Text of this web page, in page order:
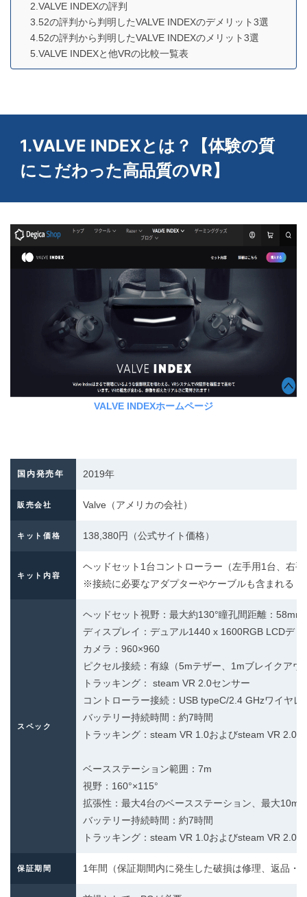
2.VALVE INDEXの評判
3.52の評判から判明したVALVE INDEXのデメリット3選
4.52の評判から判明したVALVE INDEXのメリット3選
5.VALVE INDEXと他VRの比較一覧表
1.VALVE INDEXとは？【体験の質
にこだわった高品質のVR】
VALVE INDEXホームページ
国内発売年 2019年
販売会社 Valve（アメリカの会社）
キット価格 138,380円（公式サイト価格）
キット内容
ヘッドセット1台コントローラー（左手用1台、右
※接続に必要なアダプターやケーブルも含まれる
スペック
ヘッドセット視野：最大約130°瞳孔間距離：
ディスプレイ：デュアル1440 x 1600RGB LCDデ
カメラ：960×960
ピクセル接続：有線（5mテザー、1mブレイクア
トラッキング： steam VR 2.0センサー
コントローラー接続：USB typeC/2.4 GHzワイヤレ
バッテリー持続時間：約7時間
トラッキング：steam VR 1.0およびsteam VR 2.0
ベースステーション範囲：7m
視野：160°×115°
拡張性：最大4台のベースステーション、最大
バッテリー持続時間：約7時間
トラッキング：steam VR 1.0およびsteam VR 2.0
保証期間 1年間（保証期間内に発生した破損は修理、返品・